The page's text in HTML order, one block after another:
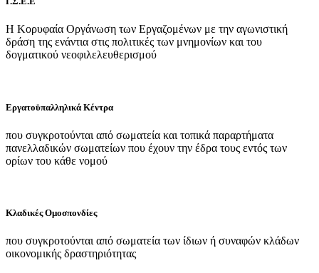
Η Κορυφαία Οργάνωση των Εργαζομένων με την αγωνιστική
δράση της ενάντια στις πολιτικές των μνημονίων και του
δογματικού νεοφιλελευθερισμού
Εργατοϋπαλληλικά Κέντρα
που συγκροτούνται από σωματεία και τοπικά παραρτήματα
πανελλαδικών σωματείων που έχουν την έδρα τους εντός των
ορίων του κάθε νομού
Κλαδικές Ομοσπονδίες
που συγκροτούνται από σωματεία των ίδιων ή συναφών κλάδων
οικονομικής δραστηριότητας